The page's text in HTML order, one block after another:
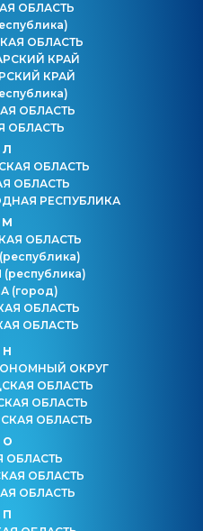
ОБЛАСТЬ
ОБЛАСТЬ
КРАЙ
КРАЙ
ОБЛАСТЬ
ОБЛАСТЬ
Л
ОБЛАСТЬ
ОБЛАСТЬ
РЕСПУБЛИКА
М
ОБЛАСТЬ
(республика)
(республика)
(город)
ОБЛАСТЬ
ОБЛАСТЬ
Н
ОКРУГ
ОБЛАСТЬ
ОБЛАСТЬ
ОБЛАСТЬ
О
ОБЛАСТЬ
ОБЛАСТЬ
ОБЛАСТЬ
П